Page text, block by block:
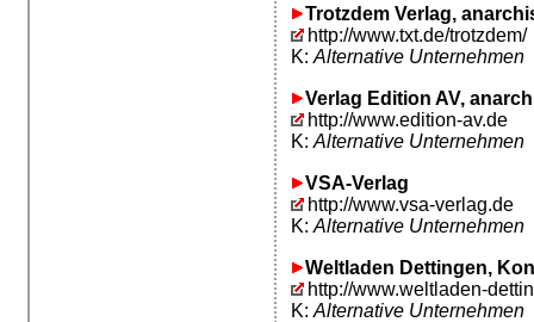
Trotzdem Verlag,
http://www.txt.de/trotzdem/
K: Alternative Unternehmen
Verlag Edition AV,
http://www.edition-av.de
K: Alternative Unternehmen
VSA-Verlag
http://www.vsa-verlag.de
K: Alternative Unternehmen
Weltladen Dettingen,
http://www.weltladen-
K: Alternative Unternehmen